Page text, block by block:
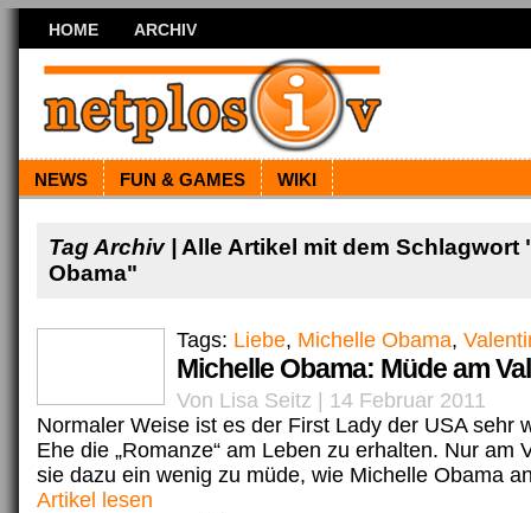
HOME ARCHIV
NEWS FUN & GAMES WIKI
Tag Archiv |
Alle Artikel mit dem Schlagwort
Obama"
Tags: Liebe, Michelle Obama,
Michelle Obama: Müde am
Von Lisa Seitz | 14 Februar 2011
Normaler Weise ist es der First Lady der USA sehr
Ehe die „Romanze“ am Leben zu erhalten. Nur am
sie dazu ein wenig zu müde, wie Michelle Obama
Artikel lesen